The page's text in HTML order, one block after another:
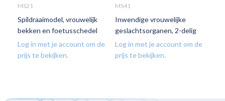
MS21
Spildraaimodel, vrouwelijk
bekken en foetusschedel
Log in met je account om de
prijs te bekijken.
MS41
Inwendige vrouwelijke
geslachtsorganen, 2-delig
Log in met je account om de
prijs te bekijken.